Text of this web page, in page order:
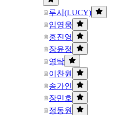
루시(LUCY)
임영웅
홍진영
장윤정
영탁
이찬원
송가인
장민호
정동원